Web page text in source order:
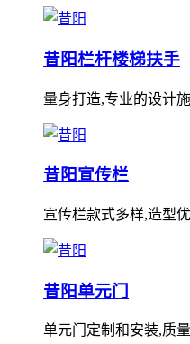
昔阳栏杆楼梯扶手
量身打造,专业的设计
昔阳宣传栏
宣传栏款式多样,造型
昔阳单元门
单元门定制和安装,质